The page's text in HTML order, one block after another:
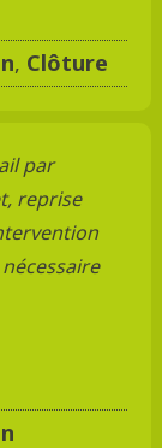
, Clôture
par
reprise